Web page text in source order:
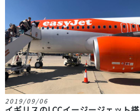
2019/09/06